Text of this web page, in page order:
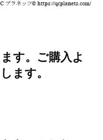
す。ご購入よ
ます。